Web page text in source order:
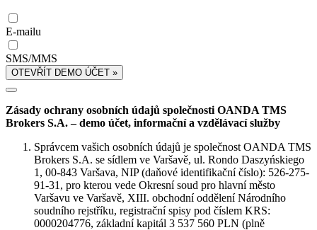
E-mailu
SMS/MMS
OTEVŘÍT DEMO ÚČET »
Zásady ochrany osobních údajů společnosti OANDA TMS
Brokers S.A. – demo účet, informační a vzdělávací služby
Správcem vašich osobních údajů je společnost OANDA TMS
Brokers S.A. se sídlem ve Varšavě, ul. Rondo Daszyńskiego
1, 00-843 Varšava, NIP (daňové identifikační číslo): 526-275-
91-31, pro kterou vede Okresní soud pro hlavní město
Varšavu ve Varšavě, XIII. obchodní oddělení Národního
soudního rejstříku, registrační spisy pod číslem KRS:
0000204776, základní kapitál 3 537 560 PLN (plně